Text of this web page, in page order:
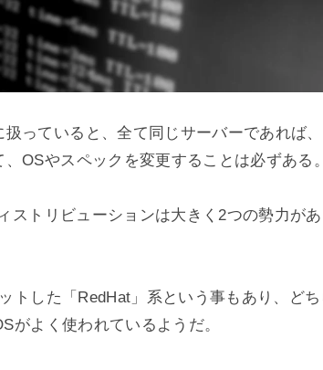
っていると、全て同じサーバーであれば、
OSやスペックを変更することは必ずある。
ストリビューションは大きく2つの勢力が
トした「RedHat」系という事もあり、ど
がよく使われているようだ。